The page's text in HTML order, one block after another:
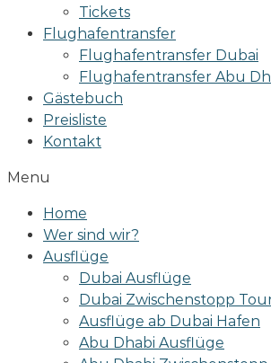
Tickets
Flughafentransfer
Flughafentransfer Dubai
Flughafentransfer Abu
Gästebuch
Preisliste
Kontakt
Menu
Home
Wer sind wir?
Ausflüge
Dubai Ausflüge
Dubai Zwischenstopp
Ausflüge ab Dubai Hafen
Abu Dhabi Ausflüge